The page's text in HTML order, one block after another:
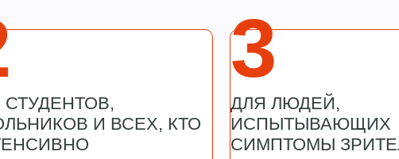
СТУДЕНТОВ,
И ВСЕХ, КТО
3
ДЛЯ ЛЮДЕЙ,
ИСПЫТЫВАЮЩИХ
СИМПТОМЫ